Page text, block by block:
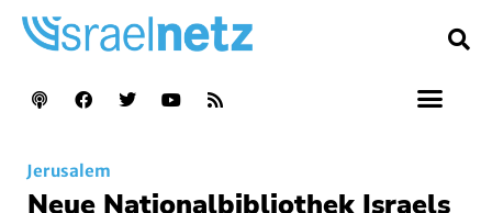
Jerusalem
Neue Nationalbibliothek Israels